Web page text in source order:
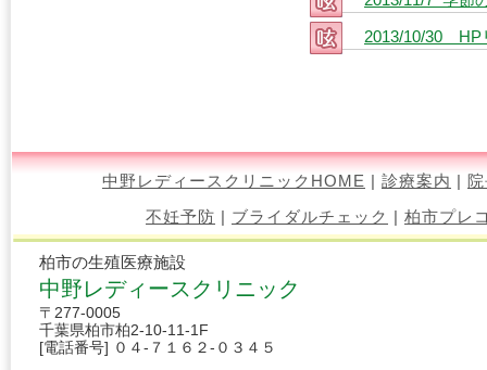
2013/10/30 HP
中野レディースクリニックHOME | 診療案内 |
不妊予防 | ブライダルチェック | 柏市プレ
柏市の生殖医療施設
中野レディースクリニック
〒277-0005
千葉県柏市柏2-10-11-1F
[電話番号] ０４-７１６２-０３４５